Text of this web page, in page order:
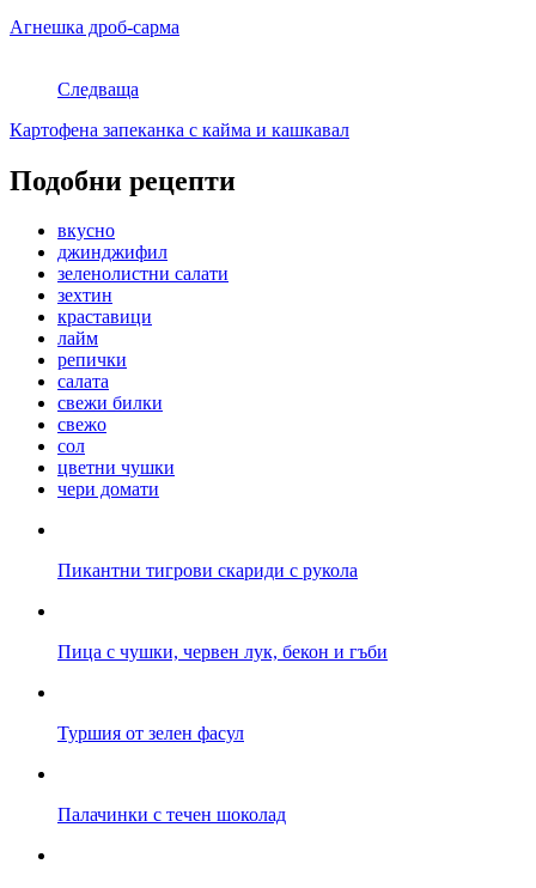
Агнешка дроб-сарма
Следваща
Картофена запеканка с кайма и кашкавал
Подобни рецепти
вкусно
джинджифил
зеленолистни салати
зехтин
краставици
лайм
репички
салата
свежи билки
свежо
сол
цветни чушки
чери домати
Пикантни тигрови скариди с рукола
Пица с чушки, червен лук, бекон и гъби
Туршия от зелен фасул
Палачинки с течен шоколад